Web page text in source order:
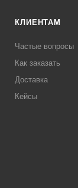
КЛИЕНТАМ
Частые вопросы
Как заказать
Доставка
Кейсы